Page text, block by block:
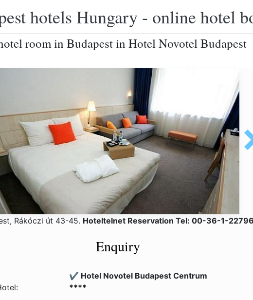
hotels Hungary - online hotel
room in Budapest in Hotel Novotel Budapest
Rákóczi út 43-45. Hoteltelnet Reservation Tel: 00-36-1-
Enquiry
✔️ Hotel Novotel Budapest Centrum
****